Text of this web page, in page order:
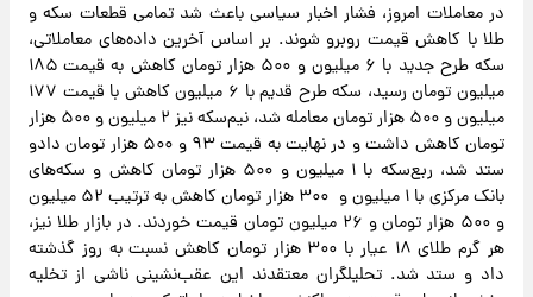
در معاملات امروز، فشار اخبار سیاسی باعث شد تمامی قطعات سکه و
طلا با کاهش قیمت روبرو شوند. بر اساس آخرین داده‌های معاملاتی،
سکه طرح جدید با ۶ میلیون و ۵۰۰ هزار تومان کاهش به قیمت ۱۸۵
میلیون تومان رسید، سکه طرح قدیم با ۶ میلیون کاهش با قیمت ۱۷۷
میلیون و ۵۰۰ هزار تومان معامله شد، نیم‌سکه نیز ۲ میلیون و ۵۰۰ هزار
تومان کاهش داشت و در نهایت به قیمت ۹۳ و ۵۰۰ هزار تومان دادو
ستد شد، ربع‌سکه با ۱ میلیون و ۵۰۰ هزار تومان کاهش و سکه‌های
بانک مرکزی با ۱ میلیون و ۳۰۰ هزار تومان کاهش به ترتیب ۵۲ میلیون
و ۵۰۰ هزار تومان و ۲۶ میلیون تومان قیمت خوردند. در بازار طلا نیز،
هر گرم طلای ۱۸ عیار با ۳۰۰ هزار تومان کاهش نسبت به روز گذشته
داد و ستد شد. تحلیلگران معتقدند این عقب‌نشینی ناشی از تخلیه